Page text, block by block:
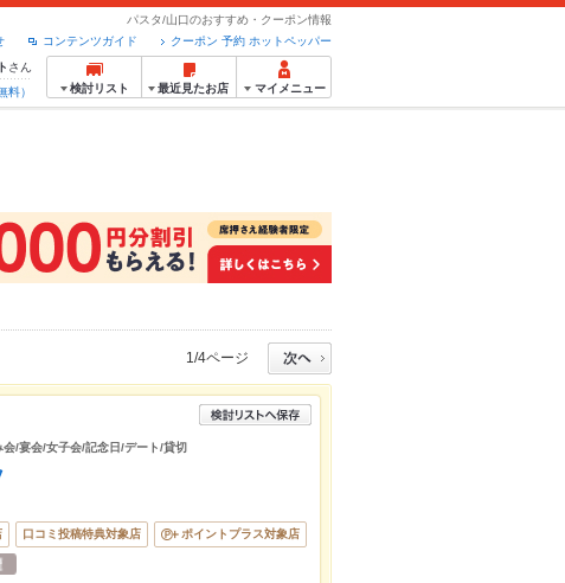
パスタ/山口のおすすめ・クーポン情報
クーポン 予約 ホットペッパー
コンテンツガイド
さん
料）
検討リスト 最近見たお店 マイメニュー
1/4ページ
/宴会/女子会/記念日/デート/貸切
口コミ投稿特典対象店 ポイントプラス対象店